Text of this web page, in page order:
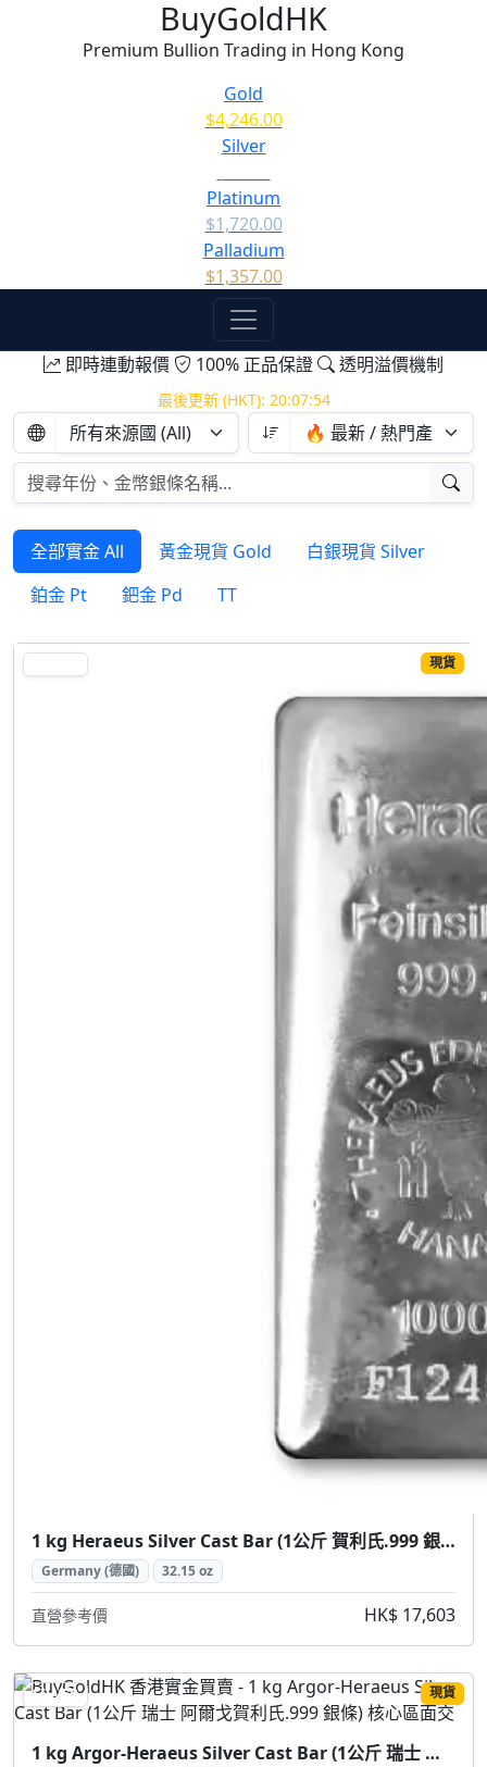
BuyGoldHK
Premium Bullion Trading in Hong Kong
Gold
$4,246.00
Silver
Platinum
$1,720.00
Palladium
$1,357.00
即時連動報價 100% 正品保證 透明溢價機制
最後更新 (HKT): 20:07:55
全部實金 All 黃金現貨 Gold
白銀現貨 Silver
鉑金 Pt
鈀金 Pd TT
現貨
1 kg Heraeus Silver Cast Bar (1公斤 賀利氏.999 銀條)
Germany (德國) 32.15 oz
直營參考價 HK$ 17,603
SILVER 現貨
1 kg Argor-Heraeus Silver Cast Bar (1公斤 瑞士 阿爾戈賀利氏.999 銀條)